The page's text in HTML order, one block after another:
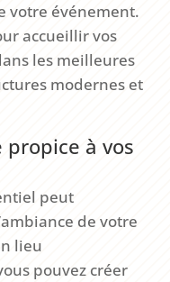
votre événement.
accueillir vos
les meilleures
modernes et
à vos
peut
de votre
lieu
pouvez créer